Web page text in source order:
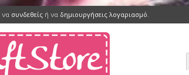
να συνδεθείς ή να δημιουργήσεις λογαριασμό.